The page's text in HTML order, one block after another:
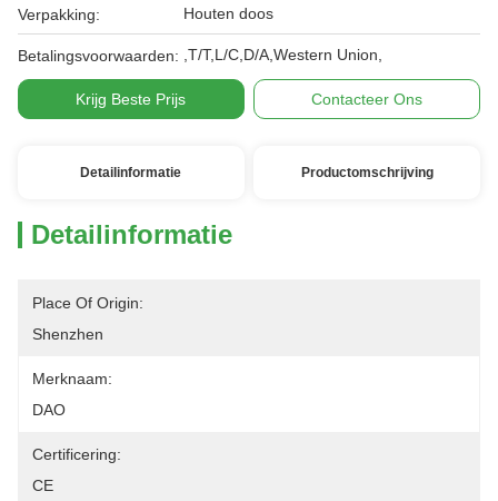
Verpakking: Houten doos
Betalingsvoorwaarden: ,T/T,L/C,D/A,Western Union,
Krijg Beste Prijs Contacteer Ons
Detailinformatie Productomschrijving
Detailinformatie
Place Of Origin:
Shenzhen
Merknaam:
DAO
Certificering:
CE